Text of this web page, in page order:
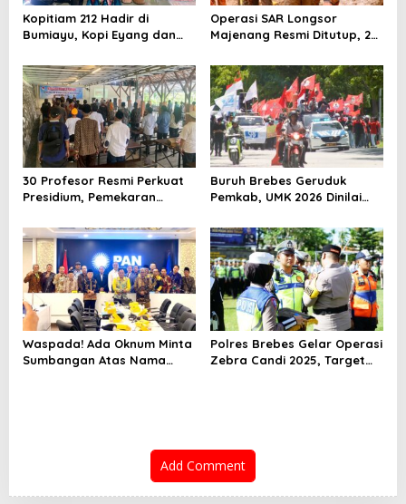
Kopitiam 212 Hadir di
Bumiayu, Kopi Eyang dan
Operasi SAR Longsor
Majenang Resmi Ditutup, 2
hingga Hari ke-10
30 Profesor Resmi Perkuat
Presidium, Pemekaran
Terbendung
Buruh Brebes Geruduk
Pemkab, UMK 2026 Dinilai
Waspada! Ada Oknum Minta
Sumbangan Atas Nama
Polres Brebes Gelar Operasi
Zebra Candi 2025, Target
Add Comment